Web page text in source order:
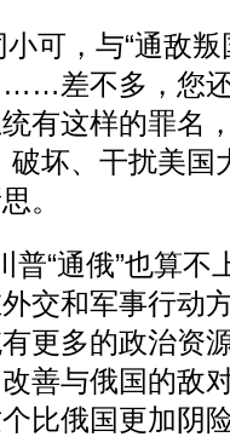
可，与“通敌叛
差不多，您
有这样的罪名
破坏、干扰美国
。
普“通俄”也算不
交和军事行动
更多的政治资
善与俄国的敌
比俄国更加阴